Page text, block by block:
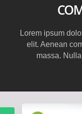
Lorem ipsum
elit. Aenean
massa.